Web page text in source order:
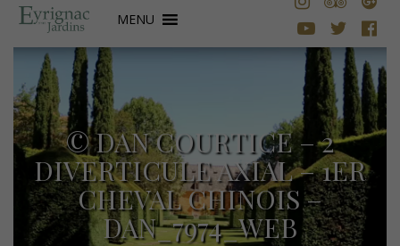
MENU
© DAN COURTICE – 2
DIVERTICULE AXIAL – 1ER
CHEVAL CHINOIS –
DAN_7974_WEB